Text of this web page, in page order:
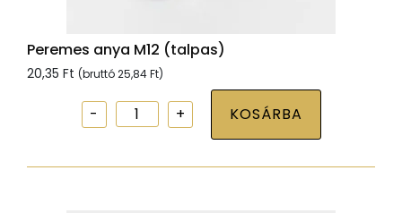
Peremes anya M12 (talpas)
20,35 Ft (bruttó25,84Ft)
Peremes
anya
KOSÁRBA